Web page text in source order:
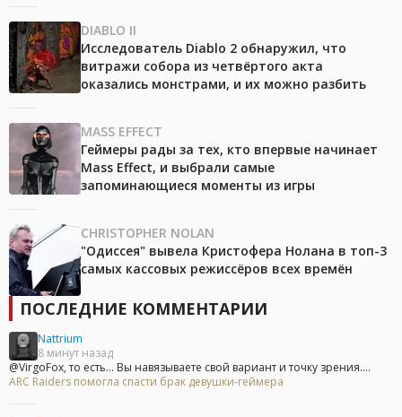
DIABLO II
Исследователь Diablo 2 обнаружил, что
витражи собора из четвёртого акта
оказались монстрами, и их можно разбить
MASS EFFECT
Геймеры рады за тех, кто впервые начинает
Mass Effect, и выбрали самые
запоминающиеся моменты из игры
CHRISTOPHER NOLAN
"Одиссея" вывела Кристофера Нолана в топ-3
самых кассовых режиссёров всех времён
ПОСЛЕДНИЕ КОММЕНТАРИИ
Nattrium
8 минут назад
@VirgoFox, то есть... Вы навязываете свой вариант и точку зрения....
ARC Raiders помогла спасти брак девушки-геймера